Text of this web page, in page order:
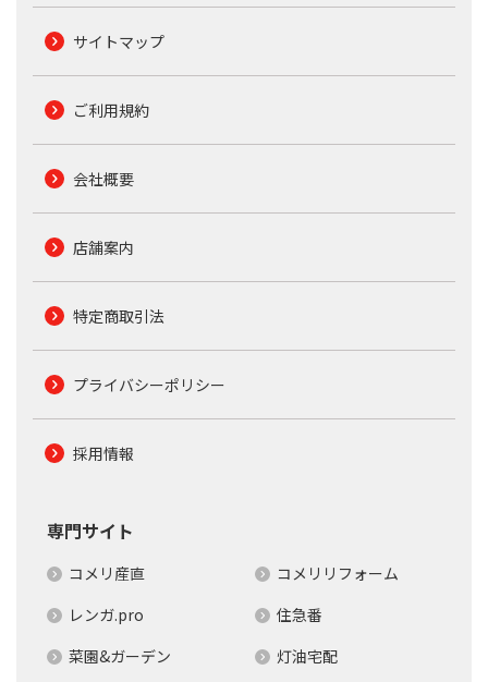
サイトマップ
ご利用規約
会社概要
店舗案内
特定商取引法
プライバシーポリシー
採用情報
専門サイト
コメリ産直
コメリリフォーム
レンガ.pro
住急番
菜園&ガーデン
灯油宅配